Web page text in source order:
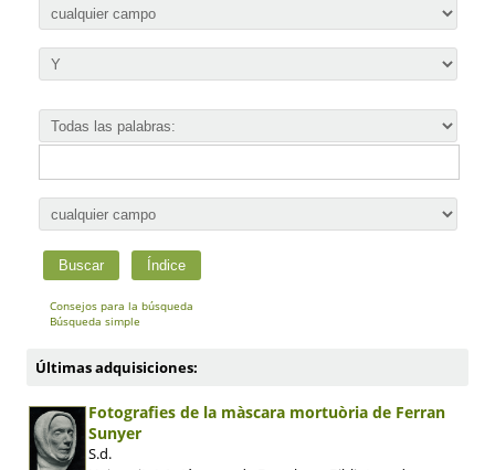
Consejos para la búsqueda
Búsqueda simple
Últimas adquisiciones:
Fotografies de la màscara mortuòria de Ferran
Sunyer
S.d.